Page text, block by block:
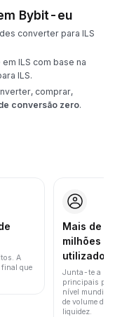
Bybit-eu
converter para ILS
ILS com base na
ILS.
comprar,
conversão zero.
A
final que
Mais de
milhões
Junta-te a
principais
nível mundial
de volume de
liquidez.